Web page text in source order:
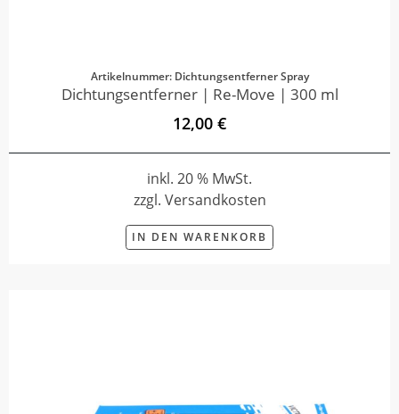
Artikelnummer: Dichtungsentferner Spray
Dichtungsentferner | Re-Move | 300 ml
12,00 €
inkl. 20 % MwSt.
zzgl. Versandkosten
IN DEN WARENKORB